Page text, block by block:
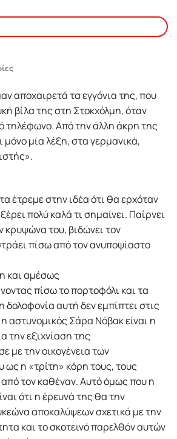
αποχαιρετά τα εγγόνια της, που
βίλα της στη Στοκχόλµη, όταν
τηλέφωνο. Από την άλλη άκρη της
µία λέξη, στα γερµανικά,
έτρεµε στην ιδέα ότι θα ερχόταν
πολύ καλά τι σηµαίνει. Παίρνει
κρυψώνα του, βιδώνει τον
πίσω από τον ανυποψίαστο
και αµέσως
πίσω το πορτοφόλι και τα
δολοφονία αυτή δεν εµπίπτει στις
αστυνοµικός Σάρα Νόβακ είναι η
την εξιχνίαση της
µε την οικογένεια των
η «τρίτη» κόρη τους, τους
τον καθέναν. Αυτό όµως που η
ότι η έρευνά της θα την
αποκαλύψεων σχετικά µε την
και το σκοτεινό παρελθόν αυτών